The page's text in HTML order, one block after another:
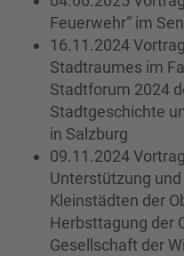
Feuerwehr“ im
16.11.2024
Stadtraumes im
Stadtforum 2024
Stadtgeschichte
in Salzburg
09.11.2024
Unterstützung
Kleinstädten der
Herbsttagung der
Gesellschaft der